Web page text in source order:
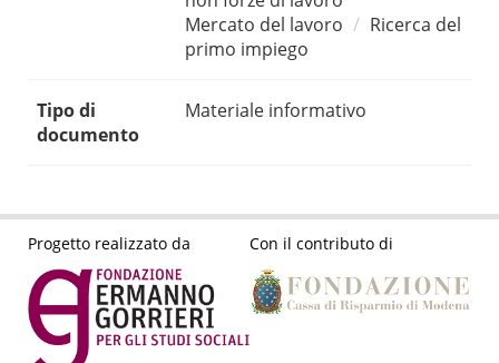
Mercato del lavoro
Ricerca del
primo impiego
Tipo di
documento
Materiale informativo
Progetto realizzato da Con il contributo di